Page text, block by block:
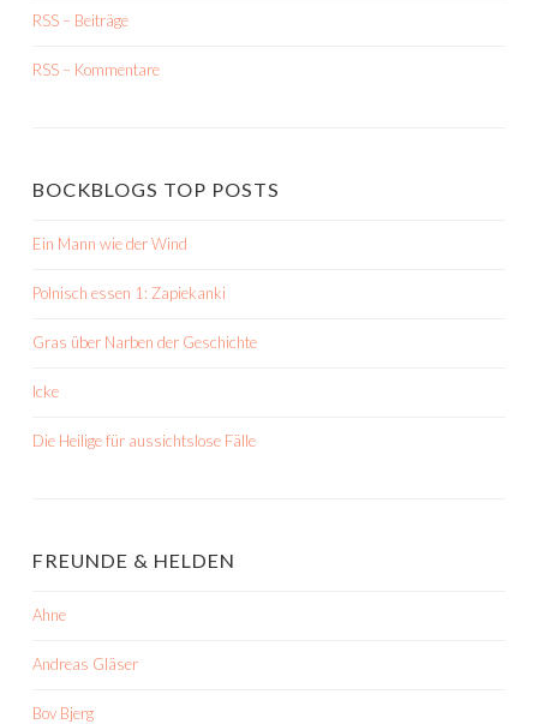
RSS – Beiträge
RSS – Kommentare
BOCKBLOGS TOP POSTS
Ein Mann wie der Wind
Polnisch essen 1: Zapiekanki
Gras über Narben der Geschichte
Icke
Die Heilige für aussichtslose Fälle
FREUNDE & HELDEN
Ahne
Andreas Gläser
Bov Bjerg